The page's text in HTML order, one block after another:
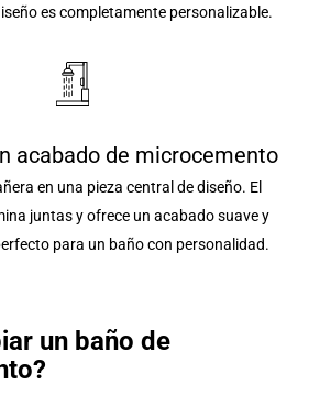
es completamente personalizable.
acabado de microcemento
en una pieza central de diseño. El
juntas y ofrece un acabado suave y
para un baño con personalidad.
un baño de